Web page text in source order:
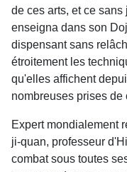
de ces arts, et ce sans
enseigna dans son
dispensant sans
étroitement les
qu'elles affichent
nombreuses prises
Expert mondialement
ji-quan, professeur
combat sous toutes